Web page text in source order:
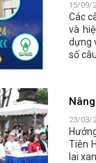
15/09/
Các
và
dựng
số
23/03/
Tiên
lai